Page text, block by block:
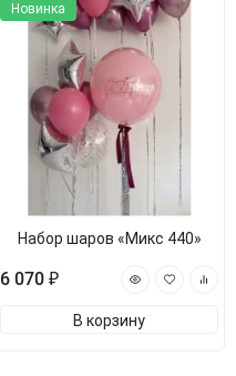
Новинка
Набор шаров «Микс 440»
6 070 ₽
В корзину